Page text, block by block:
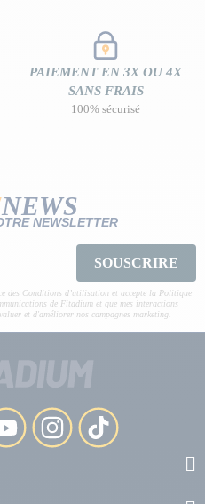
PAIEMENT EN 3X OU 4X
SANS FRAIS
100% sécurisé
NEWS
NEWSLETTER
SOUSCRIRE
des Conditions d’utilisation et accepte la Politique
de Fitadium et que mes interactions
et d'améliorer nos campagnes marketing.